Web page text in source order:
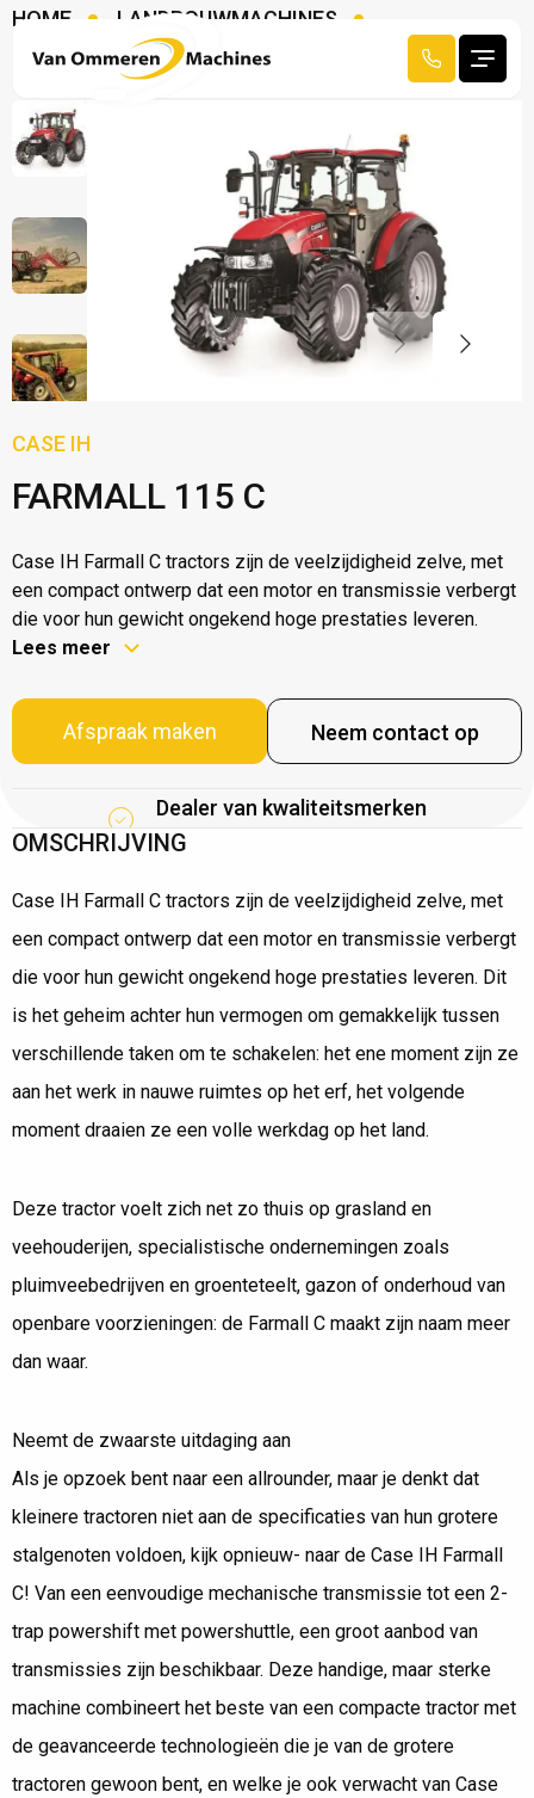
HOME
LANDBOUWMACHINES
TRACTOREN
CASE IH FARMALL 115 C
CASE IH
FARMALL 115 C
Case IH Farmall C tractors zijn de veelzijdigheid zelve, met
een compact ontwerp dat een motor en transmissie verbergt
die voor hun gewicht ongekend hoge prestaties leveren.
Lees meer
Afspraak maken Neem contact op
Dealer van kwaliteitsmerken
OMSCHRIJVING
Case IH Farmall C tractors zijn de veelzijdigheid zelve, met
een compact ontwerp dat een motor en transmissie verbergt
die voor hun gewicht ongekend hoge prestaties leveren. Dit
is het geheim achter hun vermogen om gemakkelijk tussen
verschillende taken om te schakelen: het ene moment zijn ze
aan het werk in nauwe ruimtes op het erf, het volgende
moment draaien ze een volle werkdag op het land.
Deze tractor voelt zich net zo thuis op grasland en
veehouderijen, specialistische ondernemingen zoals
pluimveebedrijven en groenteteelt, gazon of onderhoud van
openbare voorzieningen: de Farmall C maakt zijn naam meer
dan waar.
Neemt de zwaarste uitdaging aan
Als je opzoek bent naar een allrounder, maar je denkt dat
kleinere tractoren niet aan de specificaties van hun grotere
stalgenoten voldoen, kijk opnieuw- naar de Case IH Farmall
C! Van een eenvoudige mechanische transmissie tot een 2-
trap powershift met powershuttle, een groot aanbod van
transmissies zijn beschikbaar. Deze handige, maar sterke
machine combineert het beste van een compacte tractor met
de geavanceerde technologieën die je van de grotere
tractoren gewoon bent, en welke je ook verwacht van Case